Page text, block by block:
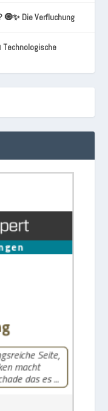
🧿✨ Die Verfluchung
Technologische